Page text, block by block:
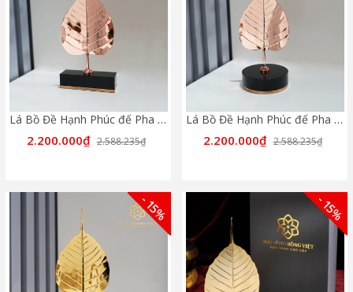
Lá Bồ Đề Hạnh Phúc đế Pha lê hình chữ nhật - màu Rose Gold
2.200.000₫ 2.588.235₫
Lá Bồ Đề Hạnh Phúc đế Pha lê hình tròn - Màu Rose
2.200.000₫ 2.588.235₫
- 15% - 15%